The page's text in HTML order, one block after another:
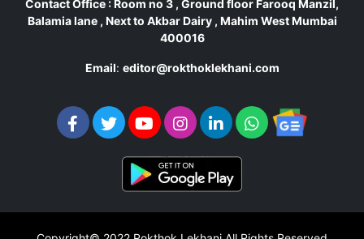
Contact Office : Room no 3 , Ground floor Farooq Manzil,
Balamia lane , Next to Akbar Dairy , Mahim West Mumbai
400016
Email: editor@rokthoklekhani.com